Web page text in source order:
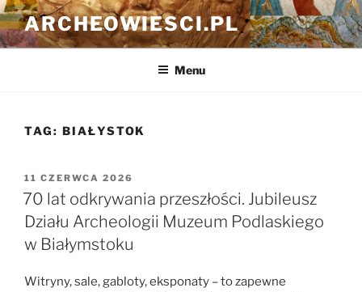
Przejdź
do
treści
ARCHEOWIESCI.PL
Menu
TAG: BIAŁYSTOK
OPUBLIKOWANE
W
11 CZERWCA 2026
70 lat odkrywania przeszłości. Jubileusz
Działu Archeologii Muzeum Podlaskiego
w Białymstoku
Witryny, sale, gabloty, eksponaty – to zapewne